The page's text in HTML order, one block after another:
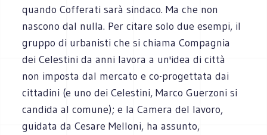
quando Cofferati sarà sindaco. Ma che non
nascono dal nulla. Per citare solo due esempi, il
gruppo di urbanisti che si chiama Compagnia
dei Celestini da anni lavora a un'idea di città
non imposta dal mercato e co-progettata dai
cittadini (e uno dei Celestini, Marco Guerzoni si
candida al comune); e la Camera del lavoro,
guidata da Cesare Melloni, ha assunto,